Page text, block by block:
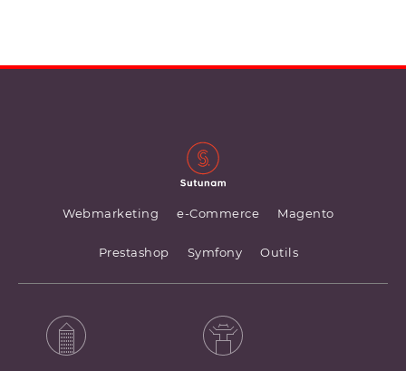
Webmarketing e-Commerce Magento
Prestashop Symfony Outils